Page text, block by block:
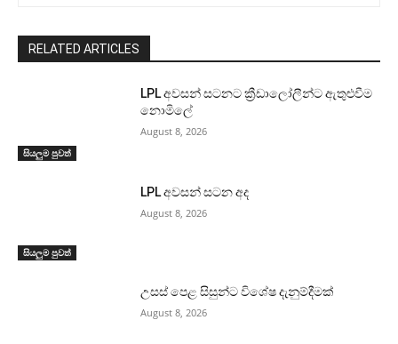
RELATED ARTICLES
සියලුම පුවත්
LPL අවසන් සටනට ක්‍රීඩාලෝලීන්ට ඇතුළුවීම
නොමිලේ
August 8, 2026
සියලුම පුවත්
LPL අවසන් සටන අද
August 8, 2026
උසස් පෙළ සිසුන්ට විශේෂ දැනුම්දීමක්
August 8, 2026